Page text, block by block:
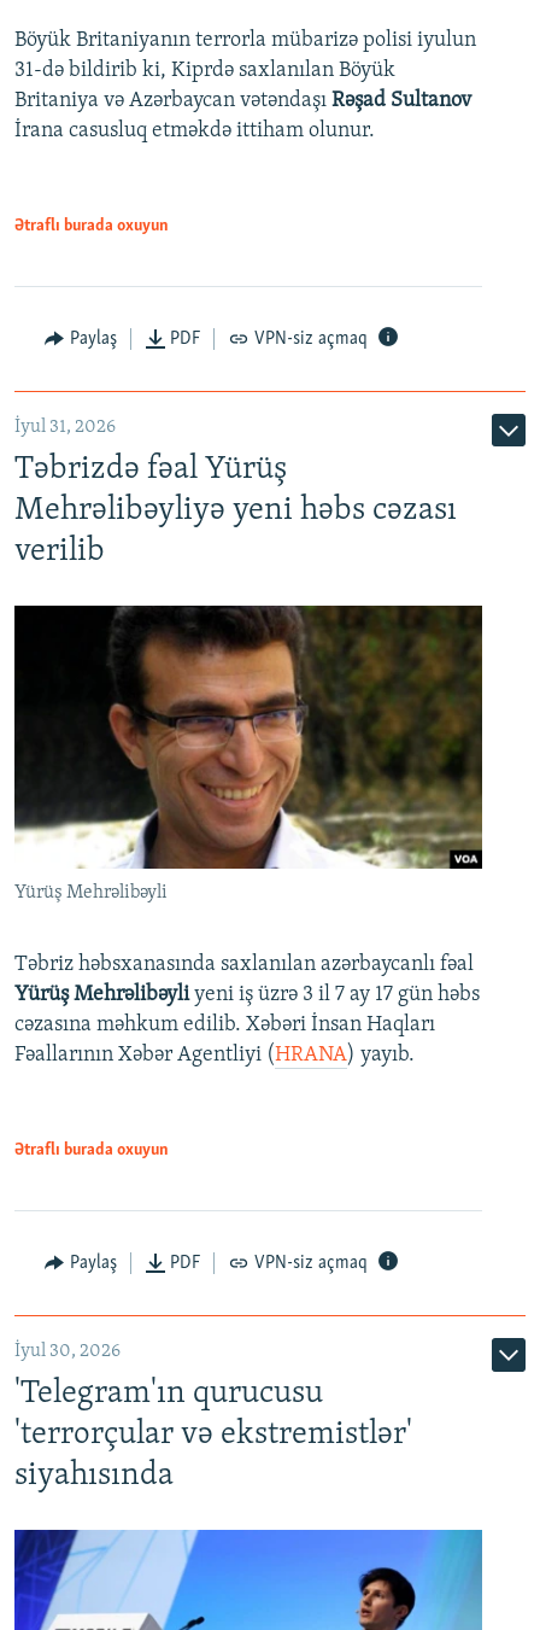
Böyük Britaniyanın terrorla mübarizə polisi iyulun
31-də bildirib ki, Kiprdə saxlanılan Böyük
Britaniya və Azərbaycan vətəndaşı Rəşad Sultanov
İrana casusluq etməkdə ittiham olunur.
Ətraflı burada oxuyun
Paylaş PDF VPN-siz açmaq
İyul 31, 2026
Təbrizdə fəal Yürüş
Mehrəlibəyliyə yeni həbs cəzası
verilib
Yürüş Mehrəlibəyli
Təbriz həbsxanasında saxlanılan azərbaycanlı fəal
Yürüş Mehrəlibəyliyeni iş üzrə 3 il 7 ay 17 gün həbs
cəzasına məhkum edilib. Xəbəri İnsan Haqları
Fəallarının Xəbər Agentliyi (HRANA) yayıb.
Ətraflı burada oxuyun
Paylaş PDF VPN-siz açmaq
İyul 30, 2026
'Telegram'ın qurucusu
'terrorçular və ekstremistlər'
siyahısında